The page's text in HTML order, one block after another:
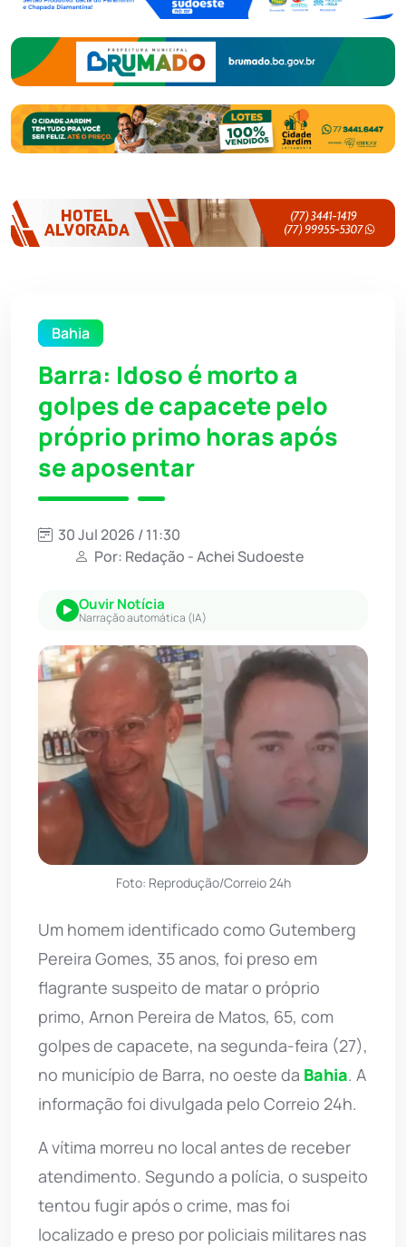
Bahia
Barra: Idoso é morto a
golpes de capacete pelo
próprio primo horas após
se aposentar
30 Jul 2026 / 11:30
Por: Redação - Achei Sudoeste
Ouvir Notícia
Narração automática (IA)
Foto: Reprodução/Correio 24h
Um homem identificado como Gutemberg
Pereira Gomes, 35 anos, foi preso em
flagrante suspeito de matar o próprio
primo, Arnon Pereira de Matos, 65, com
golpes de capacete, na segunda-feira (27),
no município de Barra, no oeste da Bahia. A
informação foi divulgada pelo Correio 24h.
A vítima morreu no local antes de receber
atendimento. Segundo a polícia, o suspeito
tentou fugir após o crime, mas foi
localizado e preso por policiais militares nas